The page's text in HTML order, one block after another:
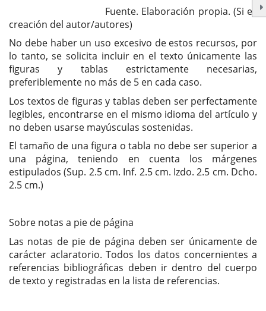
Fuente. Elaboración propia. (Si es
creación del autor/autores)
No debe haber un uso excesivo de estos recursos, por
lo tanto, se solicita incluir en el texto únicamente las
figuras y tablas estrictamente necesarias,
preferiblemente no más de 5 en cada caso.
Los textos de figuras y tablas deben ser perfectamente
legibles, encontrarse en el mismo idioma del artículo y
no deben usarse mayúsculas sostenidas.
El tamaño de una figura o tabla no debe ser superior a
una página, teniendo en cuenta los márgenes
estipulados (Sup. 2.5 cm. Inf. 2.5 cm. Izdo. 2.5 cm. Dcho.
2.5 cm.)
Sobre notas a pie de página
Las notas de pie de página deben ser únicamente de
carácter aclaratorio. Todos los datos concernientes a
referencias bibliográficas deben ir dentro del cuerpo
de texto y registradas en la lista de referencias.